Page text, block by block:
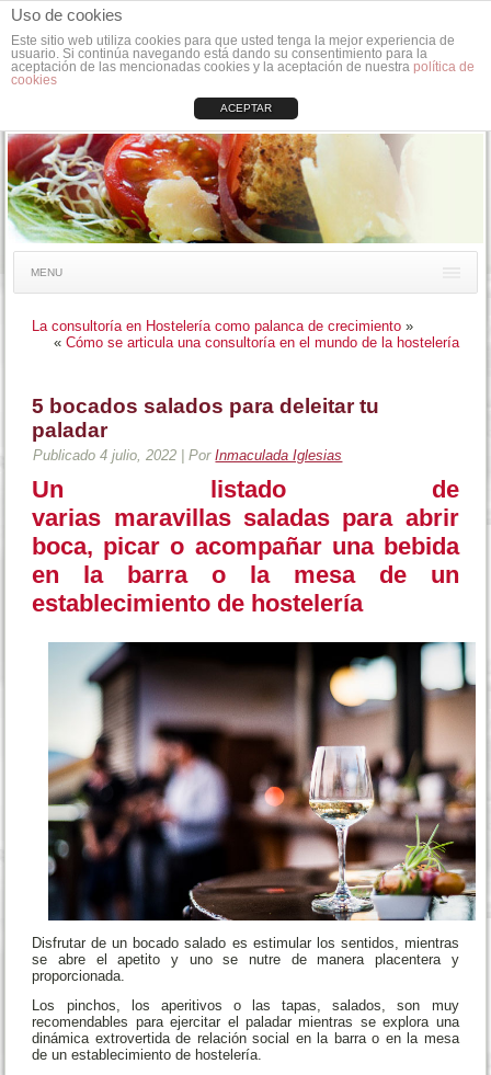
Uso de cookies
Este sitio web utiliza cookies para que usted tenga la mejor experiencia de
usuario. Si continúa navegando está dando su consentimiento para la
aceptación de las mencionadas cookies y la aceptación de nuestra política de
cookies
ACEPTAR
MENU
La consultoría en Hostelería como palanca de crecimiento »
« Cómo se articula una consultoría en el mundo de la hostelería
5 bocados salados para deleitar tu
paladar
Publicado 4 julio, 2022 |Por Inmaculada Iglesias
Un listado de
varias maravillas saladas para abrir
boca, picar o acompañar una bebida
en la barra o la mesa de un
establecimiento de hostelería
Disfrutar de un bocado salado es estimular los sentidos, mientras
se abre el apetito y uno se nutre de manera placentera y
proporcionada.
Los pinchos, los aperitivos o las tapas, salados, son muy
recomendables para ejercitar el paladar mientras se explora una
dinámica extrovertida de relación social en la barra o en la mesa
de un establecimiento de hostelería.